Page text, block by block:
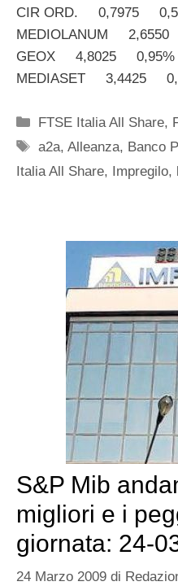
CIR ORD. 0,7975
MEDIOLANUM
GEOX 4,8025 0,95%
MEDIASET 3,4425
Categorie
FTSE Italia All Share,
Tag
a2a,Alleanza, Banco
Italia All Share, Impregilo,
S&P Mib
migliori e i
giornata: 24-
24 Marzo 2009 di